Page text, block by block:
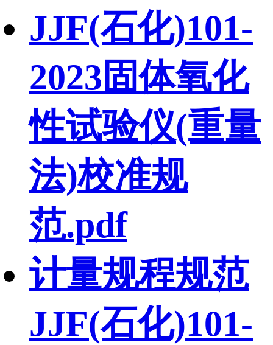
JJF(石化)101-
2023固体氧化
性试验仪(重量
法)校准规
范.pdf
计量规程规范
JJF(石化)101-